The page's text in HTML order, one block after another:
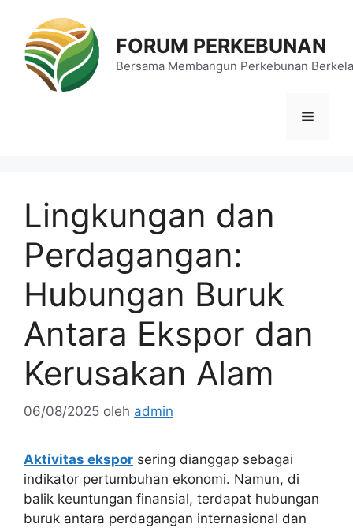
FORUM PERKEBUNAN
Bersama Membangun Perkebunan
Menu
Lingkungan dan
Perdagangan:
Hubungan Buruk
Antara Ekspor dan
Kerusakan Alam
06/08/2025 oleh admin
Aktivitas ekspor sering dianggap sebagai
indikator pertumbuhan ekonomi. Namun, di
balik keuntungan finansial, terdapat hubungan
buruk antara perdagangan internasional dan